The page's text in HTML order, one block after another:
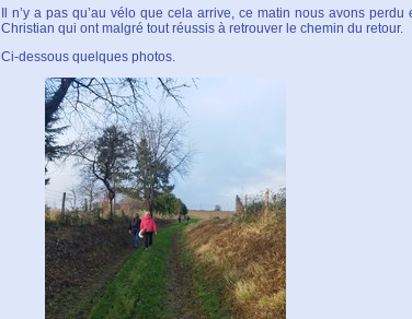
Il n’y a pas qu’au vélo que cela arrive, ce matin nous avons
Christian qui ont malgré tout réussis à retrouver le chemin du retour.
Ci-dessous quelques photos.